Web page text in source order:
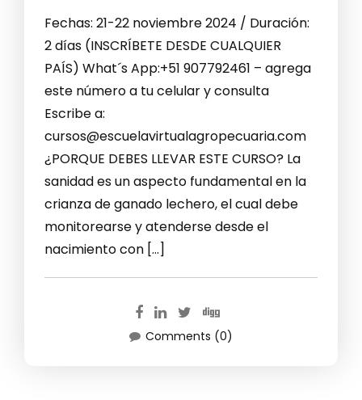
Fechas: 21-22 noviembre 2024 / Duración:
2 días (INSCRÍBETE DESDE CUALQUIER
PAÍS) What´s App:+51 907792461 – agrega
este número a tu celular y consulta
Escribe a:
cursos@escuelavirtualagropecuaria.com
¿PORQUE DEBES LLEVAR ESTE CURSO? La
sanidad es un aspecto fundamental en la
crianza de ganado lechero, el cual debe
monitorearse y atenderse desde el
nacimiento con […]
Comments (0)